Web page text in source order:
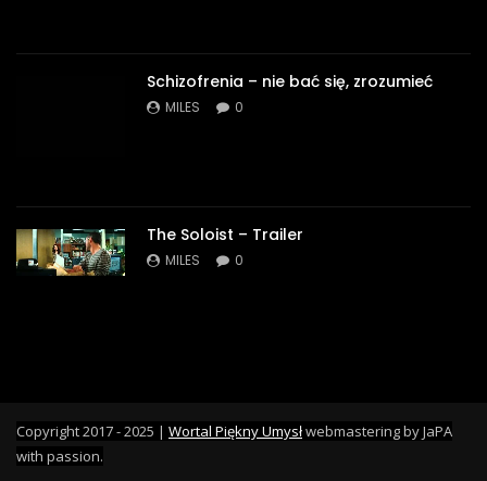
Schizofrenia – nie bać się, zrozumieć
MILES 0
The Soloist – Trailer
MILES 0
Copyright 2017 - 2025 | Wortal Piękny Umysłwebmastering by JaPA
with passion.